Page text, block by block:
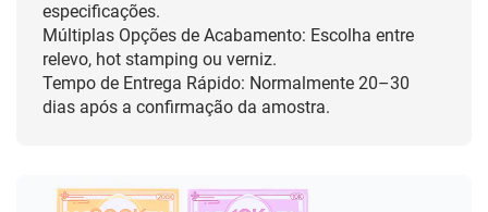
especificações.
Múltiplas Opções de Acabamento: Escolha entre
relevo, hot stamping ou verniz.
Tempo de Entrega Rápido: Normalmente 20–30
dias após a confirmação da amostra.